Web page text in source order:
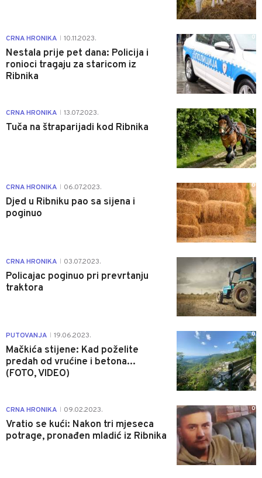
CRNA HRONIKA 10.11.2023.
Nestala prije pet dana: Policija i
ronioci tragaju za staricom iz
Ribnika
0
CRNA HRONIKA 13.07.2023.
Tuča na štraparijadi kod Ribnika
1
CRNA HRONIKA 06.07.2023.
Djed u Ribniku pao sa sijena i
poginuo
0
CRNA HRONIKA 03.07.2023.
Policajac poginuo pri prevrtanju
traktora
1
PUTOVANJA 19.06.2023.
Mačkića stijene: Kad poželite
predah od vrućine i betona...
(FOTO, VIDEO)
0
CRNA HRONIKA 09.02.2023.
Vratio se kući: Nakon tri mjeseca
potrage, pronađen mladić iz Ribnika
0